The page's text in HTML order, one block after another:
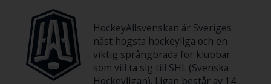
HockeyAllsvenskan är Sveriges
näst högsta hockeyliga och en
viktig språngbräda för klubbar
som vill ta sig till SHL (Svenska
Hockeyligan). Ligan består av 14